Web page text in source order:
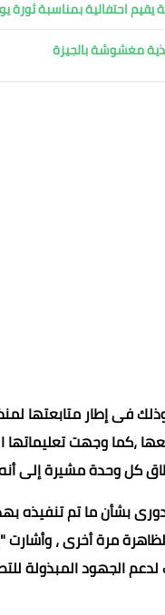
احتفالية بمناسبة ثورة
إطار متابعتها
،كما وجهت
كل وحدة مشيرة إلى
بشأن ما تم تنفيذه
مرة أخرى ، وأشارت "
الجهود المبذولة